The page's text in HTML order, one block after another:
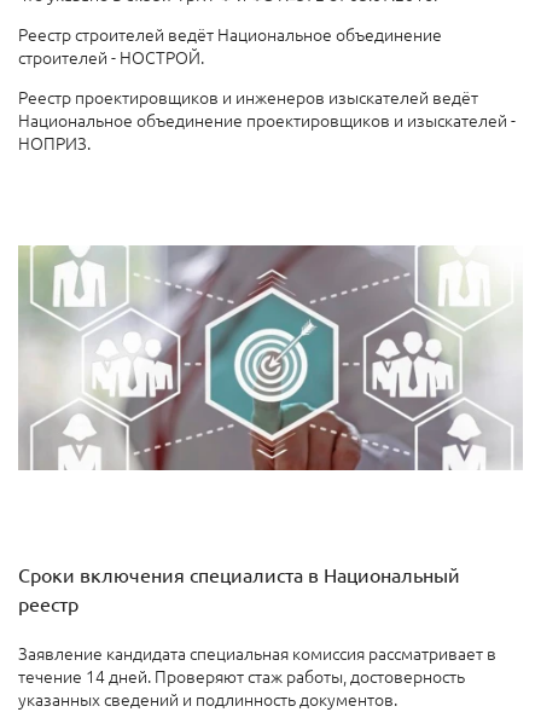
Реестр строителей ведёт Национальное объединение
строителей - НОСТРОЙ.
Реестр проектировщиков и инженеров изыскателей ведёт
Национальное объединение проектировщиков и изыскателей -
НОПРИЗ.
Сроки включения специалиста в Национальный
реестр
Заявление кандидата специальная комиссия рассматривает в
течение 14 дней. Проверяют стаж работы, достоверность
указанных сведений и подлинность документов.